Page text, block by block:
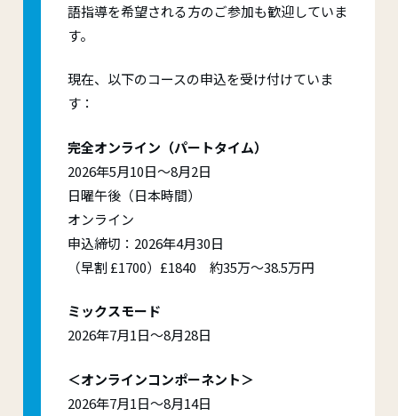
語指導を希望される方のご参加も歓迎していま
す。
現在、以下のコースの申込を受け付けていま
す：
完全オンライン（パートタイム）
2026年5月10日～8月2日
日曜午後（日本時間）
オンライン
申込締切：2026年4月30日
（早割 £1700）£1840 約35万～38.5万円
ミックスモード
2026年7月1日～8月28日
＜オンラインコンポーネント＞
2026年7月1日～8月14日